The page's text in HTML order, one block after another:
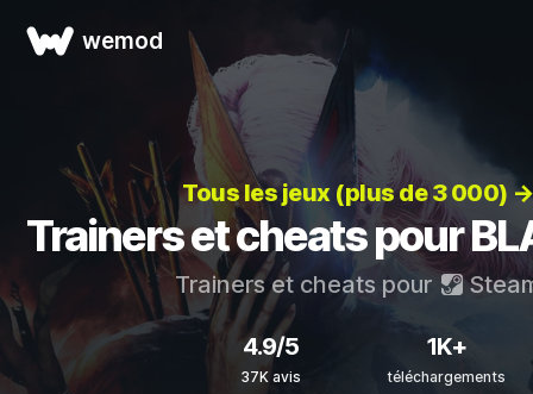
wemod
Tous les jeux (plus de 3 000) →
Trainers et cheats pour
Trainers et cheats pour
4.9/5
37K avis
1K+
téléchargements